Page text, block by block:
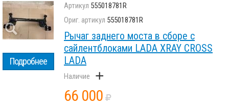
Подробнее
555018781R
555018781R
Рычаг заднего моста в сборе с
сайлентблоками LADA XRAY CROSS
LADA
+
66 000